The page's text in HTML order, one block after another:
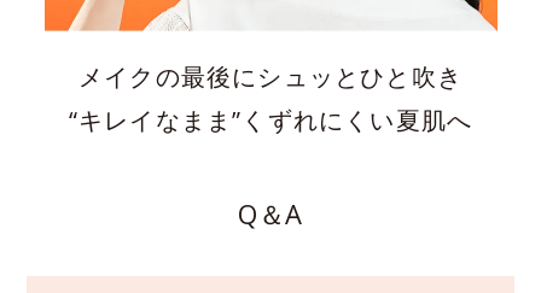
メイクの最後にシュッとひと吹き
“キレイなまま”くずれにくい夏肌へ
Q＆A